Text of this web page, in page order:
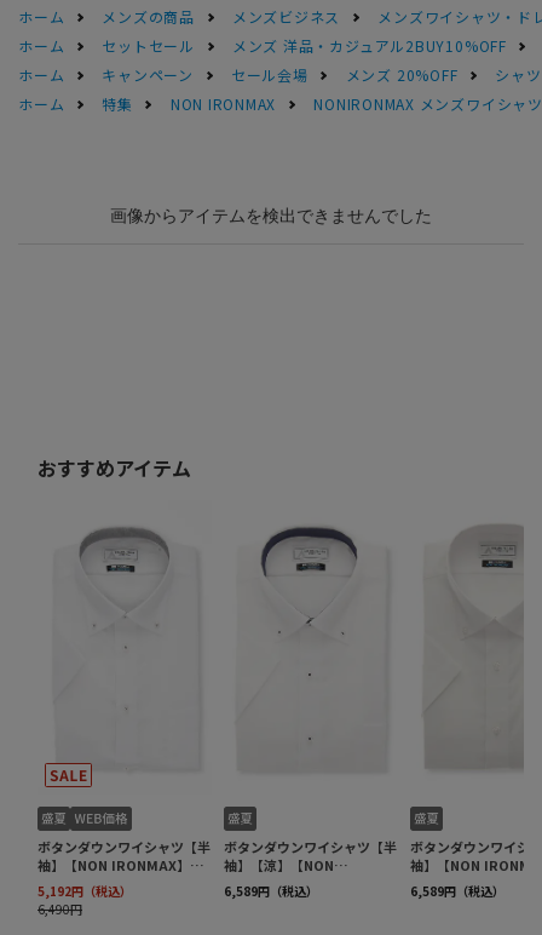
ホーム
メンズの商品 メンズビジネス
メンズワイシャツ・ド
ホーム
セットセール
メンズ 洋品・カジュアル2BUY10%OFF
ホーム
キャンペーン セール会場 メンズ 20%OFF
シャ
ホーム
特集 NON IRONMAX NONIRONMAX メンズワイシャ